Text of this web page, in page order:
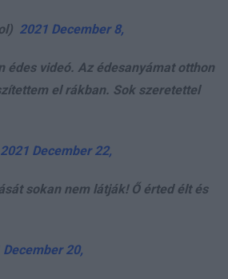
2021 December 8,
édes videó. Az édesanyámat otthon
el rákban. Sok szeretettel
2021 December 22,
sokan nem látják! Ő érted élt és
December 20,